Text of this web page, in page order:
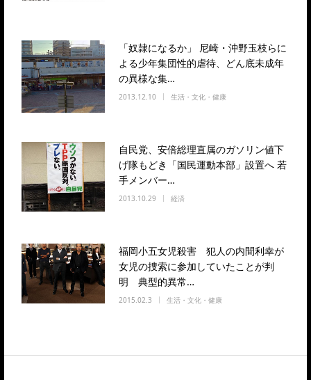
「奴隷になるか」 尼崎・沖野玉枝らに
よる少年集団性的虐待、どん底未成年
の異様な集…
2013.12.10 生活・文化・健康
自民党、安倍総理直属のガソリン値下
げ隊もどき「国民運動本部」設置へ 若
手メンバー…
2013.10.29 経済
福岡小五女児殺害 犯人の内間利幸が
女児の捜索に参加していたことが判
明 典型的異常…
2015.02.3 生活・文化・健康